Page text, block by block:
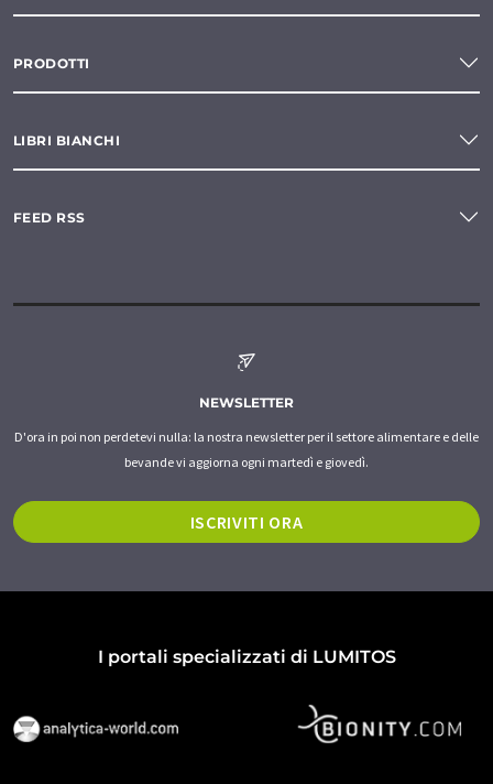
PRODOTTI
LIBRI BIANCHI
FEED RSS
NEWSLETTER
D'ora in poi non perdetevi nulla: la nostra newsletter per il settore alimentare e delle
bevande vi aggiorna ogni martedì e giovedì.
ISCRIVITI ORA
I portali specializzati di LUMITOS